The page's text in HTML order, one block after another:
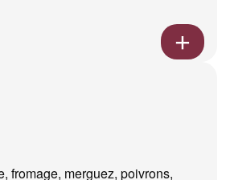
fromage, merguez, poivrons,